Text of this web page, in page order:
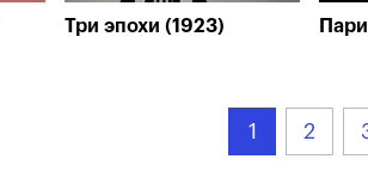
Три эпохи (1923)
1 2